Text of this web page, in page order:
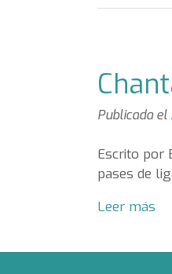
Publicada el
Escrito por
pases de
Leer más